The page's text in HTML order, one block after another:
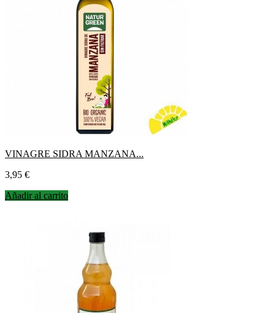
VINAGRE SIDRA MANZANA...
Precio
3,95 €
Añadir al carrito